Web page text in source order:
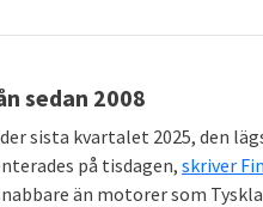
sedan 2008
sista kvartalet 2025, den
på tisdagen, skriver
än motorer som